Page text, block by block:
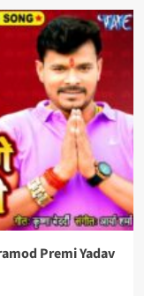
Premi Yadav